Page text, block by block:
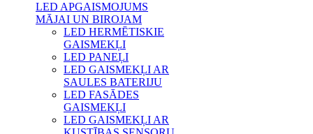
LED APGAISMOJUMS
MĀJAI UN BIROJAM
LED HERMĒTISKIE
GAISMEKĻI
LED PANEĻI
LED GAISMEKĻI AR
SAULES BATERIJU
LED FASĀDES
GAISMEKĻI
LED GAISMEKĻI AR